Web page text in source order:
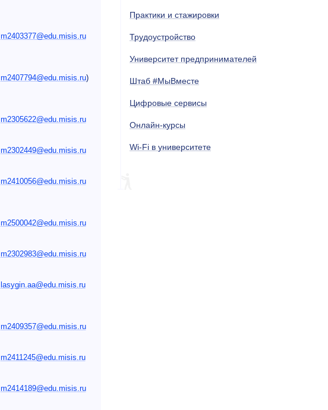
m2403377@edu.misis.ru
m2407794@edu.misis.ru)
m2305622@edu.misis.ru
m2302449@edu.misis.ru
m2410056@edu.misis.ru
m2500042@edu.misis.ru
m2302983@edu.misis.ru
lasygin.aa@edu.misis.ru
m2409357@edu.misis.ru
m2411245@edu.misis.ru
m2414189@edu.misis.ru
Практики и стажировки
Трудоустройство
Университет предпринимателей
Штаб #МыВместе
Цифровые сервисы
Онлайн-курсы
Wi-Fi в университете